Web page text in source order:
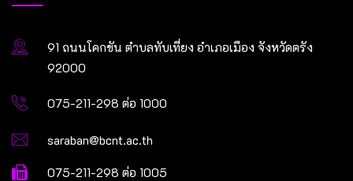
91 ถนนโคกขัน ตำบลทับเที่ยง อำเภอเมือง จังหวัดตรัง
92000
075-211-298 ต่อ 1000
saraban@bcnt.ac.th
075-211-298 ต่อ 1005